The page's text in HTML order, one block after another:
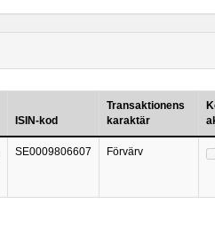
ISIN-kod
Transaktionens
karaktär
SE0009806607 Förvärv